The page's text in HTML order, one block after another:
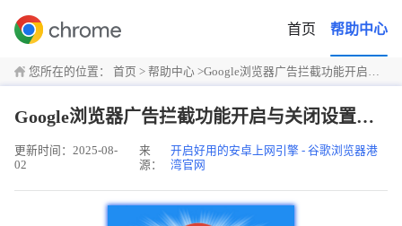
首页 帮助中心
您所在的位置： 首页 > 帮助中心 >Google浏览器广告拦截功能开启与关闭设置教程
Google浏览器广告拦截功能开启与关闭设置教程
更新时间：2025-08-
02
来
源：
开启好用的安卓上网引擎 - 谷歌浏览器港
湾官网